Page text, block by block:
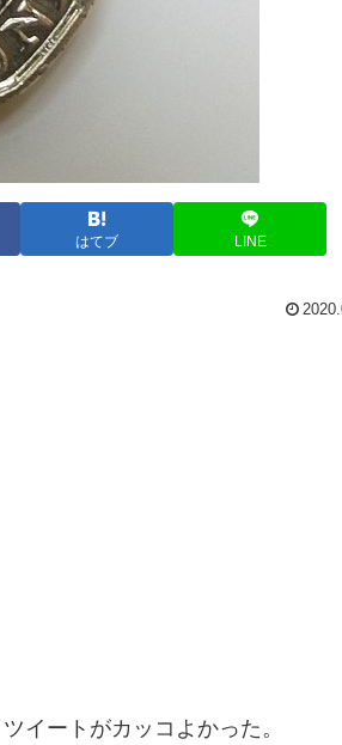
はてブ LINE
イートがカッコよかった。